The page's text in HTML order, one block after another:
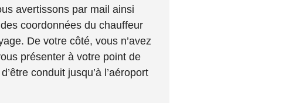
avertissons par mail ainsi
coordonnées du chauffeur
De votre côté, vous n’avez
présenter à votre point de
conduit jusqu’à l’aéroport